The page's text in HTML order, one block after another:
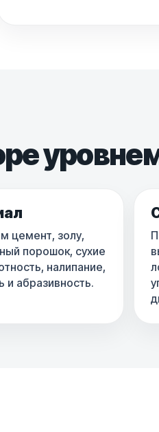
цемент, золу,
порошок, сухие
налипание,
и абразивность.